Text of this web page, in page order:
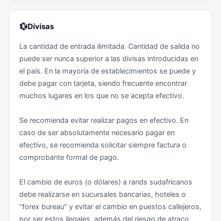
evitará la posibilidad de que su tarjeta sea clonada.
En los centros comerciales, los ladrones utilizan
observadores que siguen a las víctimas para averiguar
qué pueden robar. El observador puede seguir al
cliente hasta el aparcamiento donde roban a la víctima
(lejos de los testigos) o pasar a los socios de los
seguirán y robarán lejos de la seguridad y la policía.
Los ladrones que siguen a los compradores hasta sus
casas siguen siendo una tendencia. También son
frecuentes los robos de teléfonos móviles en centros
se producen porque los clientes no prestan atención a
quienes están cerca de ellos mientras se dirigen a sus
coches o se comunican con el conductor contratado.
Puede encontrar más información en la página web de
Antes de iniciar el viaje se recomienda consultar a su
centro de vacunación internacional, así como leer las
recomendaciones sanitarias por países del Ministerio
de Sanidad en su página web.
💱Divisas
La cantidad de entrada ilimitada. Cantidad de salida no
puede ser nunca superior a las divisas introducidas en
el país. En la mayoría de establecimientos se puede y
debe pagar con tarjeta, siendo frecuente encontrar
muchos lugares en los que no se acepta efectivo.
Se recomienda evitar realizar pagos en efectivo. En
caso de ser absolutamente necesario pagar en
efectivo, se recomienda solicitar siempre factura o
comprobante formal de pago.
El cambio de euros (o dólares) a rands sudafricanos
debe realizarse en sucursales bancarias, hoteles o
"forex bureau" y evitar el cambio en puestos callejeros,
por ser estos ilegales, además del riesgo de atraco